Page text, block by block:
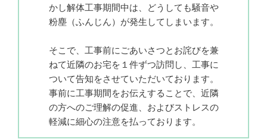
かし解体工事期間中は、どうしても騒音や
粉塵（ふんじん）が発生してしまいます。
そこで、工事前にごあいさつとお詫びを兼
ねて近隣のお宅を１件ずつ訪問し、工事に
ついて告知をさせていただいております。
事前に工事期間をお伝えすることで、近隣
の方へのご理解の促進、およびストレスの
軽減に細心の注意を払っております。